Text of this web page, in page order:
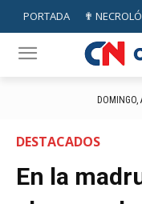
PORTADA ✟
DESTACADOS
En la